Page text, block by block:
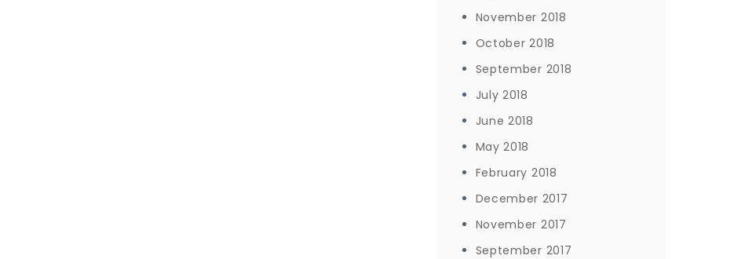
November 2018
October 2018
September 2018
July 2018
June 2018
May 2018
February 2018
December 2017
November 2017
September 2017